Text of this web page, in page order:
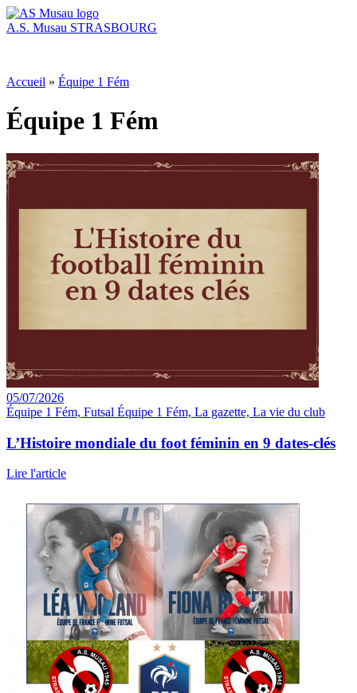
A.S. Musau STRASBOURG
Accueil » Équipe 1 Fém
Équipe 1 Fém
05/07/2026
Équipe 1 Fém, Futsal Équipe 1 Fém, La gazette, La vie du club
L’Histoire mondiale du foot féminin en 9 dates-clés
Lire l'article